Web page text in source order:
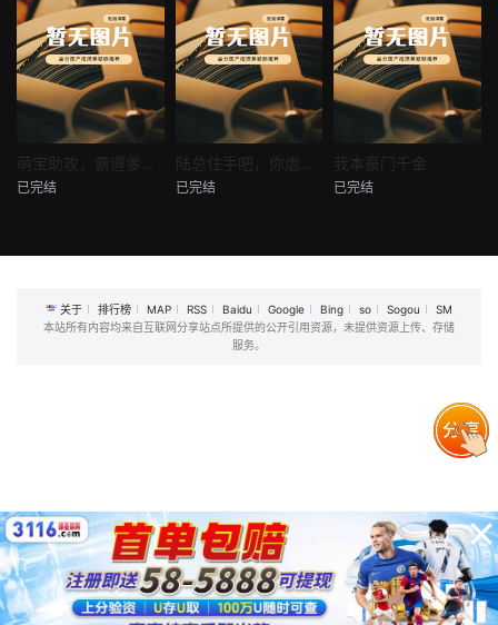
热播
已完结
热播
已完结
热播
我本豪门千金
我本豪门千金
已完结
关于 排行榜 MAP RSS Baidu Google Bing so Sogou
SM
本站所有内容均来自互联网分享站点所提供的公开引用资源，未提供资源上传、存储
服务。